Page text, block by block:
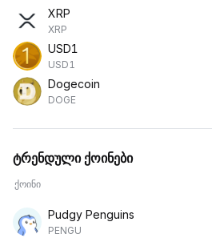
XRP
XRP
USD1
USD1
Dogecoin
DOGE
ტრენდული ქოინები
ქოინი
Pudgy Penguins
PENGU